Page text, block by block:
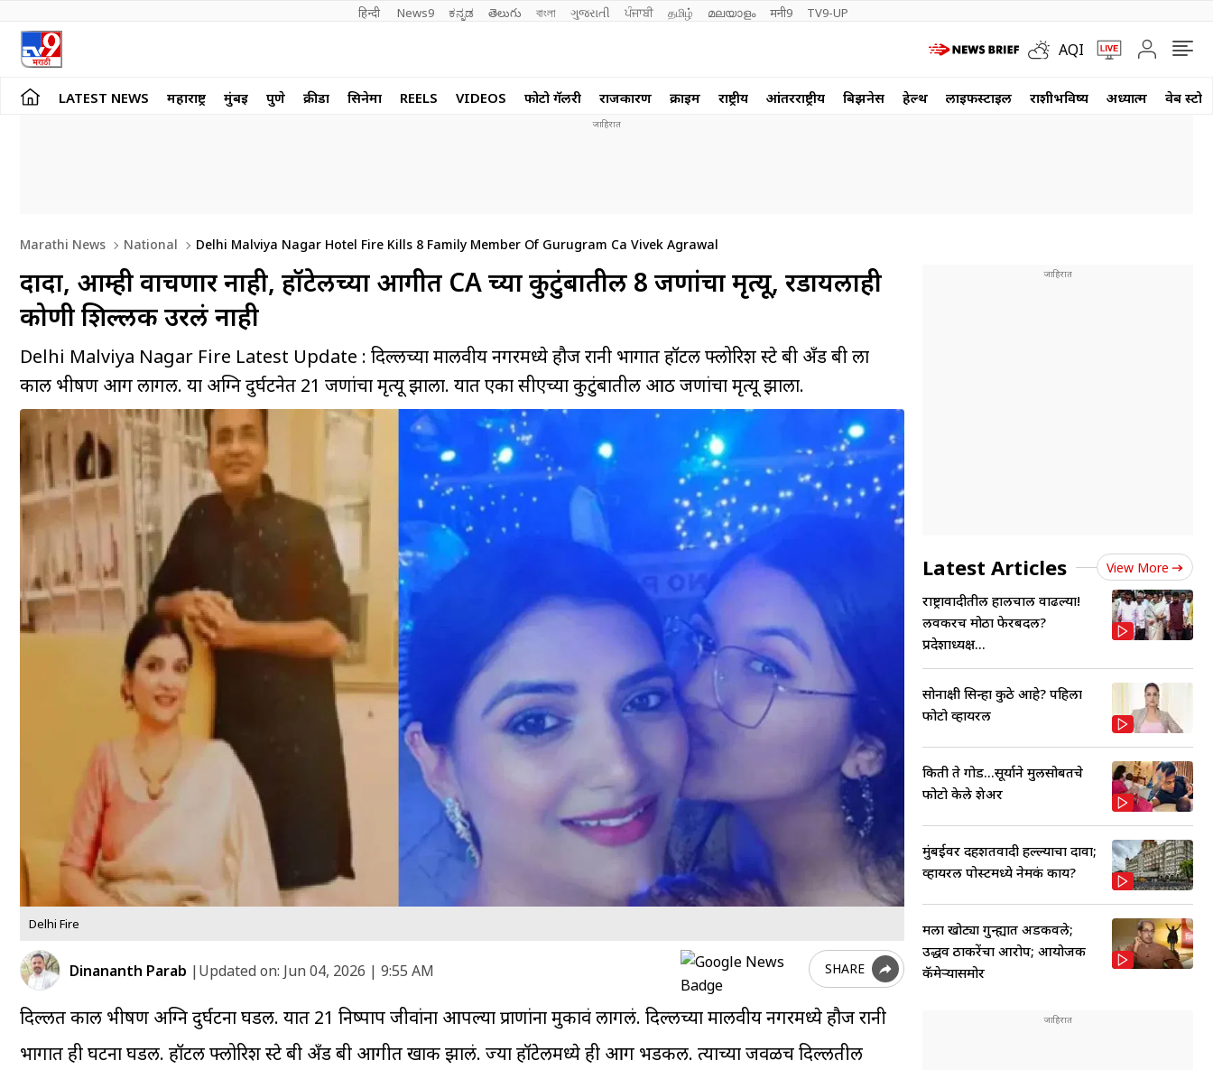
हिन्दी News9 ಕನ್ನಡ తెలుగు বাংলা ગુજરાતી ਪੰਜਾਬੀ தமிழ் മലയാളം मनी9 TV9-UP
AQI
LATEST NEWS महाराष्ट्र मुंबई पुणे क्रीडा सिनेमा REELS VIDEOS फोटो गॅलरी राजकारण क्राईम राष्ट्रीय आंतरराष्ट्रीय बिझनेस हेल्थ लाईफस्टाईल राशीभविष्य अध्यात्म वेब
Marathi News National Delhi Malviya Nagar Hotel Fire Kills 8 Family Member Of Gurugram Ca Vivek Agrawal
दादा, आम्ही वाचणार नाही, हॉटेलच्या आगीत CA च्या कुटुंबातील 8 जणांचा मृत्यू, रडायलाही
कोणी शिल्लक उरलं नाही
Delhi Malviya Nagar Fire Latest Update : दिल्लीच्या मालवीय नगरमध्ये हौज रानी भागात हॉटल फ्लोरिश स्टे बी अँड बी ला
काल भीषण आग लागली. या अग्नि दुर्घटनेत 21 जणांचा मृत्यू झाला. यात एका सीएच्या कुटुंबातील आठ जणांचा मृत्यू झाला.
Delhi Fire
Dinananth Parab |Updated on: Jun 04, 2026 | 9:55 AM SHARE
दिल्लीत काल भीषण अग्नि दुर्घटना घडली. यात 21 निष्पाप जीवांना आपल्या प्राणांना मुकावं लागलं. दिल्लीच्या मालवीय नगरमध्ये हौज रानी
भागात ही घटना घडली. हॉटल फ्लोरिश स्टे बी अँड बी आगीत खाक झालं. ज्या हॉटेलमध्ये ही आग भडकली. त्याच्या जवळच दिल्लीतील
Latest Articles View More
राष्ट्रावादीतील हालचाली वाढल्या!
लवकरच मोठा फेरबदल?
प्रदेशाध्यक्ष...
सोनाक्षी सिन्हा कुठे आहे? पहिला
फोटो व्हायरल
किती ते गोड...सूर्याने मुलीसोबतचे
फोटो केले शेअर
मुंबईवर दहशतवादी हल्ल्याचा दावा;
व्हायरल पोस्टमध्ये नेमकं काय?
मला खोट्या गुन्ह्यात अडकवले;
उद्धव ठाकरेंचा आरोप; आयोजक
कॅमेऱ्यासमोर